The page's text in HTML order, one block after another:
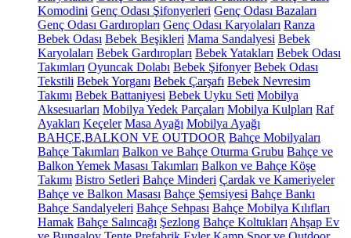
Komodini Genç Odası Şifonyerleri Genç Odası Bazaları
Genç Odası Gardıropları Genç Odası Karyolaları Ranza
Bebek Odası Bebek Beşikleri Mama Sandalyesi Bebek
Karyolaları Bebek Gardıropları Bebek Yatakları Bebek Odası
Takımları Oyuncak Dolabı Bebek Şifonyer Bebek Odası
Tekstili Bebek Yorganı Bebek Çarşafı Bebek Nevresim
Takımı Bebek Battaniyesi Bebek Uyku Seti Mobilya
Aksesuarları Mobilya Yedek Parçaları Mobilya Kulpları Raf
Ayakları Keçeler Masa Ayağı Mobilya Ayağı
BAHÇE,BALKON VE OUTDOOR Bahçe Mobilyaları
Bahçe Takımları Balkon ve Bahçe Oturma Grubu Bahçe ve
Balkon Yemek Masası Takımları Balkon ve Bahçe Köşe
Takımı Bistro Setleri Bahçe Minderi Çardak ve Kameriyeler
Bahçe ve Balkon Masası Bahçe Şemsiyesi Bahçe Bankı
Bahçe Sandalyeleri Bahçe Sehpası Bahçe Mobilya Kılıfları
Hamak Bahçe Salıncağı Şezlong Bahçe Koltukları Ahşap Ev